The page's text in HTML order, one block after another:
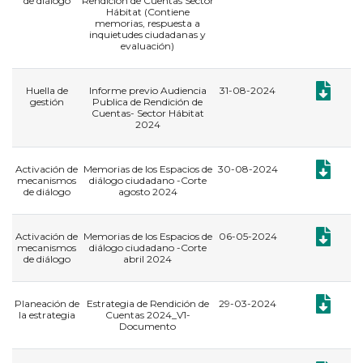
Hábitat (Contiene
memorias, respuesta a
inquietudes ciudadanas y
evaluación)
Huella de
gestión
Informe previo Audiencia
Publica de Rendición de
Cuentas- Sector Hábitat
2024
31-08-2024
Activación de
mecanismos
de diálogo
Memorias de los Espacios de
diálogo ciudadano -Corte
agosto 2024
30-08-2024
Activación de
mecanismos
de diálogo
Memorias de los Espacios de
diálogo ciudadano -Corte
abril 2024
06-05-2024
Planeación de
la estrategia
Estrategia de Rendición de
Cuentas 2024_V1-
Documento
29-03-2024